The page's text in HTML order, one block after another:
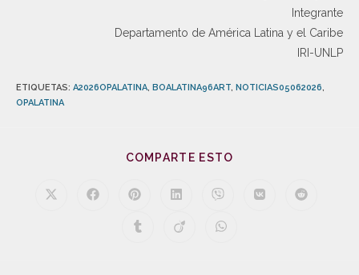
Integrante
Departamento de América Latina y el Caribe
IRI-UNLP
ETIQUETAS: A2026OPALATINA, BOALATINA96ART, NOTICIAS05062026,
OPALATINA
COMPARTE ESTO